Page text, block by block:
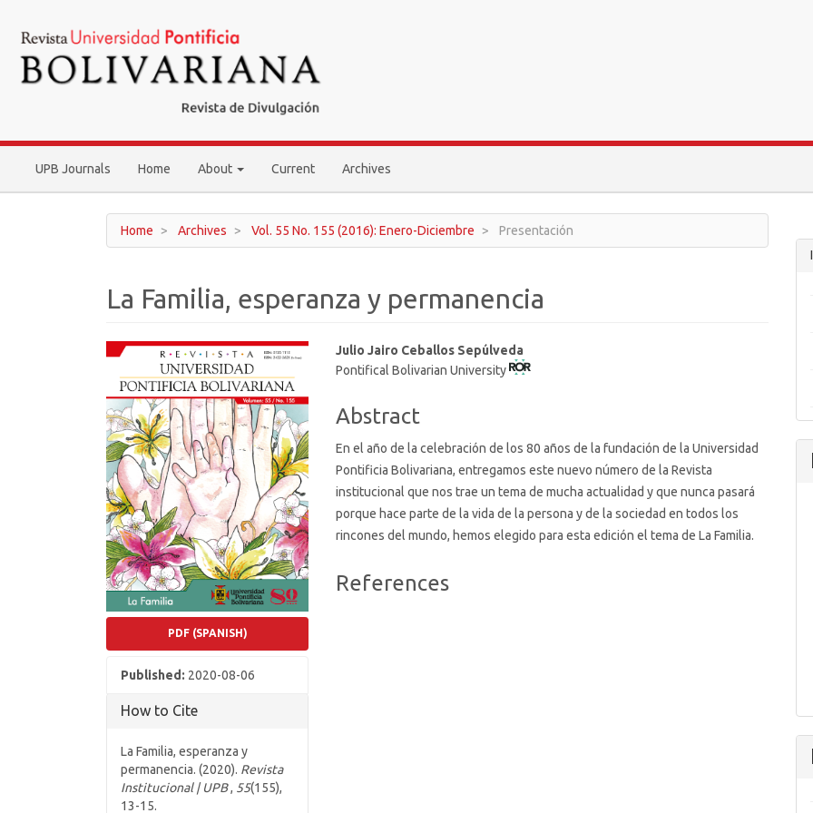
Navigation
Main
Content
Sidebar
UPB Journals Home About Current Archives
Home Archives Vol. 55 No. 155 (2016): Enero-Diciembre Presentación
La Familia, esperanza y permanencia
Article
Sidebar
PDF (SPANISH)
Published: 2020-08-06
How to Cite
La Familia, esperanza y
permanencia. (2020). Revista
Institucional | UPB, 55(155),
13-15.
Main
Article
Julio Jairo Ceballos Sepúlveda
Pontifical Bolivarian University
Abstract
En el año de la celebración de los 80 años de la fundación de la Universidad
Pontificia Bolivariana, entregamos este nuevo número de la Revista
institucional que nos trae un tema de mucha actualidad y que nunca pasará
porque hace parte de la vida de la persona y de la sociedad en todos los
rincones del mundo, hemos elegido para esta edición el tema de La Familia.
Article
References